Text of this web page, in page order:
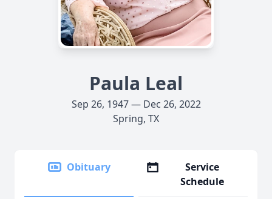
Paula Leal
Sep 26, 1947 — Dec 26, 2022
Spring, TX
Obituary
Service
Schedule